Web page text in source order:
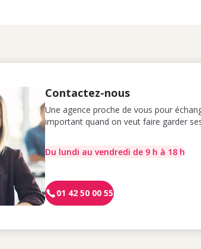
Contactez-nous
Une agence proche de vous pour
important quand on veut faire garder
Du lundi au vendredi de 9 h à 18 h
01 42 50 00 55